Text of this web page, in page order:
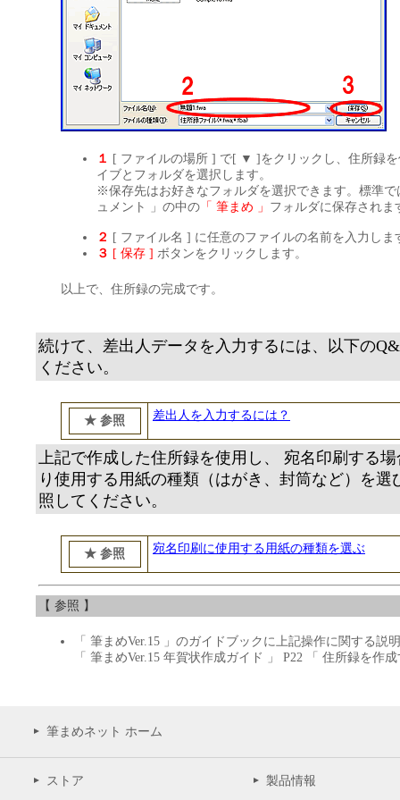
１ [ ファイルの場所 ] で[ ▼ ]をクリックし、住所録
イブとフォルダを選択します。
※保存先はお好きなフォルダを選択できます。標準で
ュメント 」の中の 「 筆まめ 」 フォルダに保存されま
２ [ ファイル名 ] に任意のファイルの名前を入力しま
３ [ 保存 ] ボタンをクリックします。
以上で、住所録の完成です。
続けて、差出人データを入力するには、以下の
ください。
★ 参照 差出人を入力するには？
上記で作成した住所録を使用し、 宛名印刷する
り使用する用紙の種類（はがき、封筒など）を選
照してください。
★ 参照 宛名印刷に使用する用紙の種類を選ぶ
【 参照 】
「 筆まめVer.15 」のガイドブックに上記操作に関する説
「 筆まめVer.15 年賀状作成ガイド 」 P22 「 住所録を作
筆まめネット ホーム
ストア 製品情報